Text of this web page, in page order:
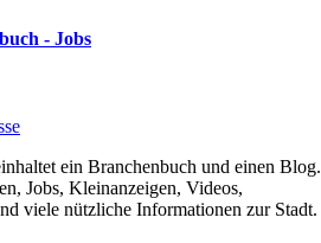
- Jobs
ein Branchenbuch und einen Blog.
Jobs, Kleinanzeigen, Videos,
viele nützliche Informationen zur Stadt.